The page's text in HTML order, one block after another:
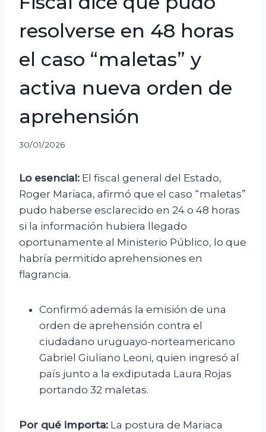
resolverse en 48 horas
el caso “maletas” y
activa nueva orden de
aprehensión
30/01/2026
Lo esencial: El fiscal general del Estado,
Roger Mariaca, afirmó que el caso “maletas”
pudo haberse esclarecido en 24 o 48 horas
si la información hubiera llegado
oportunamente al Ministerio Público, lo que
habría permitido aprehensiones en
flagrancia.
Confirmó además la emisión de una
orden de aprehensión contra el
ciudadano uruguayo-norteamericano
Gabriel Giuliano Leoni, quien ingresó al
país junto a la exdiputada Laura Rojas
portando 32 maletas.
Por qué importa: La postura de Mariaca